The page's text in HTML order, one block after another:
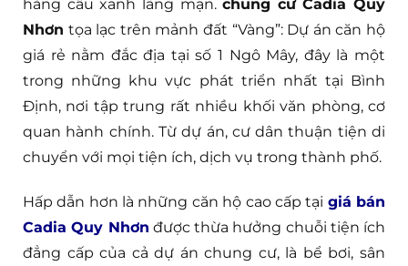
hàng câu xanh lãng mạn.chung cư Cadia Quy
Nhơn tọa lạc trên mảnh đất “Vàng”: Dự án căn hộ
giá rẻ nằm đắc địa tại số 1 Ngô Mây, đây là một
trong những khu vực phát triển nhất tại Bình
Định, nơi tập trung rất nhiều khối văn phòng, cơ
quan hành chính. Từ dự án, cư dân thuận tiện di
chuyển với mọi tiện ích, dịch vụ trong thành phố.
Hấp dẫn hơn là những căn hộ cao cấp tại giá bán
Cadia Quy Nhơn được thừa hưởng chuỗi tiện ích
đẳng cấp của cả dự án chung cư, là bể bơi, sân